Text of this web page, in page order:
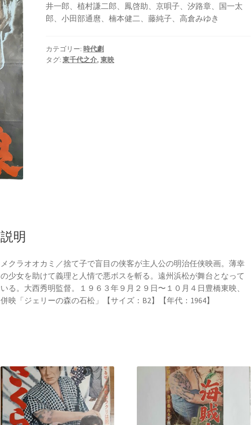
井一郎、植村謙二郎、鳳啓助、京唄子、汐路章、国一太
郎、小田部通麿、楠本健二、藤純子、高倉みゆき
カテゴリー:時代劇
タグ:東千代之介,東映
説明
メクラオオカミ／捨て子で盲目の侠客が主人公の明治任侠映画。薄幸
の少女を助けて義理と人情で悪ボスを斬る。遠州浜松が舞台となって
いる。大西秀明監督。１９６３年９月２９日〜１０月４日豊橋東映、
併映「ジェリーの森の石松」【サイズ：B2】【年代：1964】